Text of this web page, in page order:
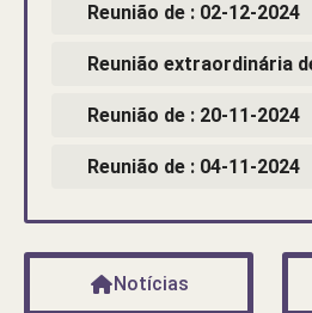
Reunião de : 02-12-2024
Reunião extraordinária
Reunião de : 20-11-2024
Reunião de : 04-11-2024
Notícias